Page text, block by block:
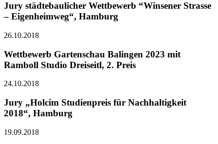
Jury städtebaulicher Wettbewerb “Winsener Strasse
– Eigenheimweg“, Hamburg
26.10.2018
Wettbewerb Gartenschau Balingen 2023 mit
Ramboll Studio Dreiseitl, 2. Preis
24.10.2018
Jury „Holcim Studienpreis für Nachhaltigkeit
2018“, Hamburg
19.09.2018